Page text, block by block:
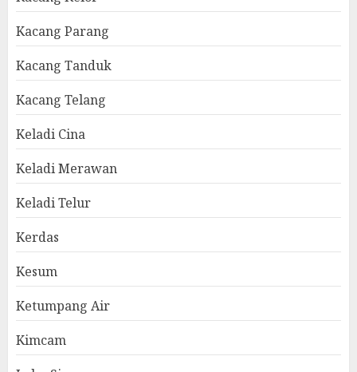
Kacang Parang
Kacang Tanduk
Kacang Telang
Keladi Cina
Keladi Merawan
Keladi Telur
Kerdas
Kesum
Ketumpang Air
Kimcam